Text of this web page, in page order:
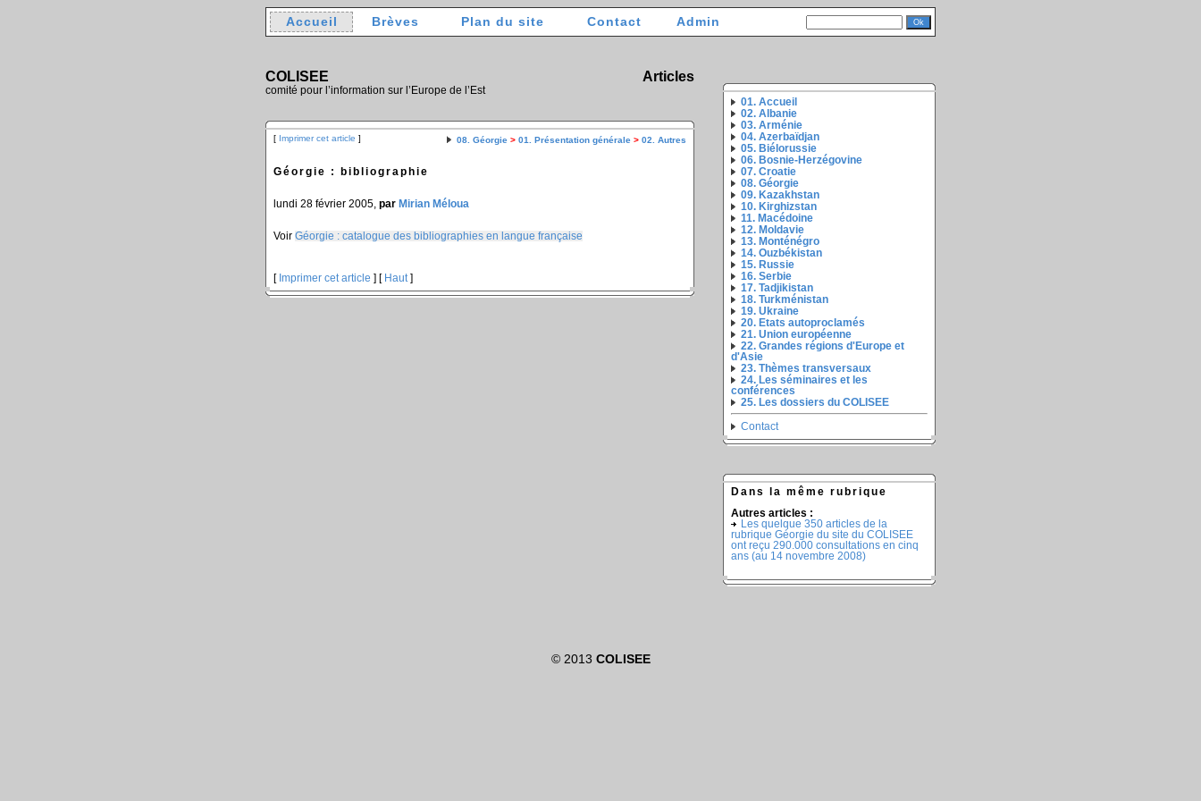
Accueil Brèves Plan du site Contact Admin
COLISEE Articles
comité pour l’information sur l’Europe de l’Est
[ Imprimer cet article ] 08. Géorgie > 01. Présentation générale > 02. Autres
Géorgie : bibliographie
lundi 28 février 2005, par Mirian Méloua
Voir Géorgie : catalogue des bibliographies en langue française
[ Imprimer cet article ] [ Haut ]
01. Accueil
02. Albanie
03. Arménie
04. Azerbaïdjan
05. Biélorussie
06. Bosnie-Herzégovine
07. Croatie
08. Géorgie
09. Kazakhstan
10. Kirghizstan
11. Macédoine
12. Moldavie
13. Monténégro
14. Ouzbékistan
15. Russie
16. Serbie
17. Tadjikistan
18. Turkménistan
19. Ukraine
20. Etats autoproclamés
21. Union européenne
22. Grandes régions d'Europe et
d'Asie
23. Thèmes transversaux
24. Les séminaires et les
conférences
25. Les dossiers du COLISEE
Contact
Dans la même rubrique
Autres articles :
Les quelque 350 articles de la
rubrique Géorgie du site du COLISEE
ont reçu 290.000 consultations en cinq
ans (au 14 novembre 2008)
© 2013 COLISEE